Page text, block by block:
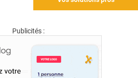
Publicités :